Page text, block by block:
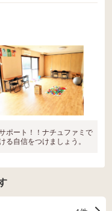
ポート！！ナチュファミで
自信をつけましょう。